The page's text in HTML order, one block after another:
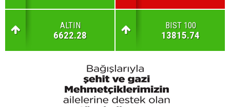
ALTIN
6622.28
BIST 100
13815.74